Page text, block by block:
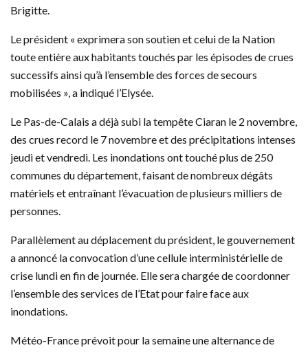
Brigitte.
Le président « exprimera son soutien et celui de la Nation
toute entière aux habitants touchés par les épisodes de crues
successifs ainsi qu’à l’ensemble des forces de secours
mobilisées », a indiqué l’Elysée.
Le Pas-de-Calais a déjà subi la tempête Ciaran le 2 novembre,
des crues record le 7 novembre et des précipitations intenses
jeudi et vendredi. Les inondations ont touché plus de 250
communes du département, faisant de nombreux dégâts
matériels et entraînant l’évacuation de plusieurs milliers de
personnes.
Parallèlement au déplacement du président, le gouvernement
a annoncé la convocation d’une cellule interministérielle de
crise lundi en fin de journée. Elle sera chargée de coordonner
l’ensemble des services de l’Etat pour faire face aux
inondations.
Météo-France prévoit pour la semaine une alternance de